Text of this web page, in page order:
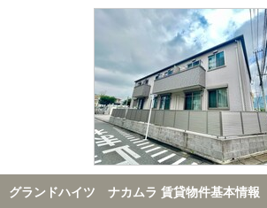
グランドハイツ ナカムラ 賃貸物件基本情報